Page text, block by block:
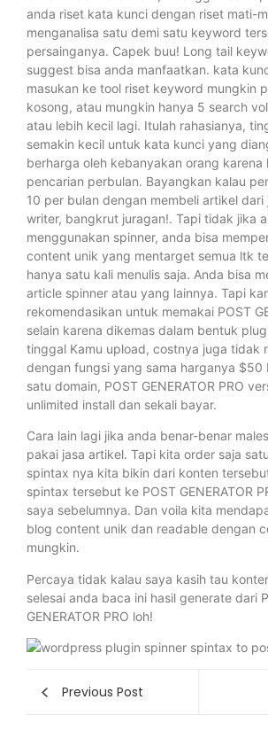
anda riset kata kunci dengan riset mati-
menganalisa satu demi satu keyword
persainganya. Capek buu! Long tail
suggest bisa anda manfaatkan. kata
masukan ke tool riset keyword mungkin
kosong, atau mungkin hanya 5 search
atau lebih kecil lagi. Itulah rahasianya,
semakin kecil untuk kata kunci yang
berharga oleh kebanyakan orang karena
pencarian perbulan. Bayangkan kalau
10 per bulan dengan membeli artikel dari
writer, bangkrut juragan!. Tapi tidak jika
menggunakan spinner, anda bisa
content unik yang mentarget semua ltk
hanya satu kali menulis saja. Anda bisa
article spinner atau yang lainnya. Tapi
rekomendasikan untuk memakai POST
selain karena dikemas dalam bentuk
tinggal Kamu upload, costnya juga tidak
dengan fungsi yang sama harganya $50
satu domain, POST GENERATOR PRO
unlimited install dan sekali bayar.
Cara lain lagi jika anda benar-benar
pakai jasa artikel. Tapi kita order saja
spintax nya kita bikin dari konten
spintax tersebut ke POST GENERATOR
saya sebelumnya. Dan voila kita
blog content unik dan readable dengan
mungkin.
Percaya tidak kalau saya kasih tau
selesai anda baca ini hasil generate dari
GENERATOR PRO loh!
Previous Post